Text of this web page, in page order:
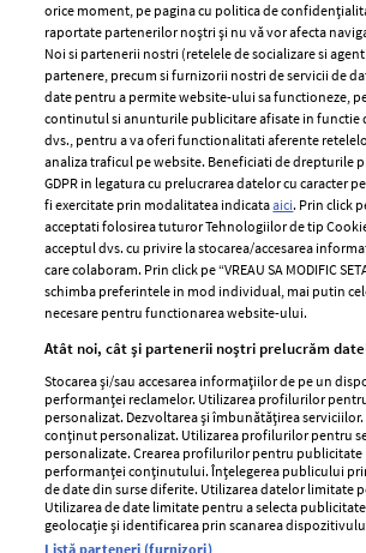
ELLE Style Awards
2024
Despre ELLE
Romania
Contact
Abonamente
Termeni
Politica
Politica
GSP
Unica
Baby
Retete
femei
Viva
Avantaje
Retete
Pariază responsabil! Decizia ONJN nr.
orice moment, pe pagina cu politica de
raportate partenerilor noștri și nu vă vor afecta
Noi si partenerii nostri (retelele de socializare si
partenere, precum si furnizorii nostri de servicii de
date pentru a permite website-ului sa functioneze,
continutul si anunturile publicitare afisate in functie
dvs., pentru a va oferi functionalitati aferente
analiza traficul pe website. Beneficiati de drepturile
GDPR in legatura cu prelucrarea datelor cu caracter
fi exercitate prin modalitatea indicataaici. Prin click
acceptati folosirea tuturor Tehnologiilor de tip
acceptul dvs. cu privire la stocarea/accesarea
care colaboram. Prin click pe “VREAU SA MODIFIC
schimba preferintele in mod individual, mai putin
necesare pentru functionarea website-ului.
Atât noi, cât și partenerii noștri prelucrăm
Stocarea și/sau accesarea informațiilor de pe un
performanței reclamelor. Utilizarea profilurilor
personalizat. Dezvoltarea și îmbunătățirea
conținut personalizat. Utilizarea profilurilor pentru
personalizate. Crearea profilurilor pentru publicitate
performanței conținutului. Înțelegerea publicului
de date din surse diferite. Utilizarea datelor limitate
Utilizarea de date limitate pentru a selecta
geolocație și identificarea prin scanarea
Listă parteneri (furnizori)